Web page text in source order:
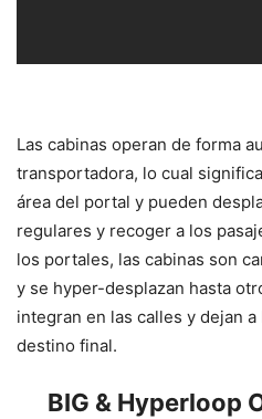
Las cabinas operan de forma
transportadora, lo cual
área del portal y pueden
regulares y recoger a los
los portales, las cabinas son
y se hyper-desplazan hasta
integran en las calles y dejan
destino final.
BIG & Hyperloop